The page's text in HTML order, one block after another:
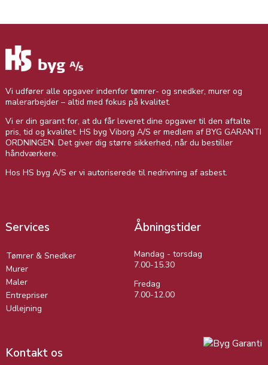
Vi udfører alle opgaver indenfor tømrer- og snedker, murer og
malerarbejder – altid med fokus på kvalitet.
Vi er din garant for, at du får leveret dine opgaver til den aftalte
pris, tid og kvalitet. HS byg Viborg A/S er medlem af BYG GARANTI
ORDNINGEN. Det giver dig større sikkerhed, når du bestiller
håndværkere.
Hos HS byg A/S er vi autoriserede til nedrivning af asbest.
Services
Tømrer & Snedker
Murer
Maler
Entrepriser
Udlejning
Åbningstider
Mandag - torsdag
7.00-15.30
Fredag
7.00-12.00
Kontakt os